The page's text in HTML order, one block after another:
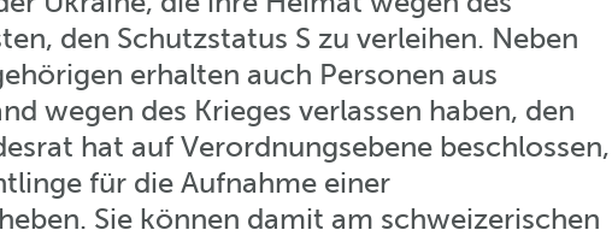
den Schutzstatus S zu verleihen. Neben
erhalten auch Personen aus
wegen des Krieges verlassen haben, den
hat auf Verordnungsebene beschlossen,
für die Aufnahme einer
Sie können damit am schweizerischen